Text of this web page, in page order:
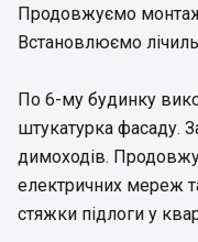
Продовжуємо
Встановлюємо
По 6-му будинку
штукатурка фасаду.
димоходів.
електричних мереж
стяжки підлоги у